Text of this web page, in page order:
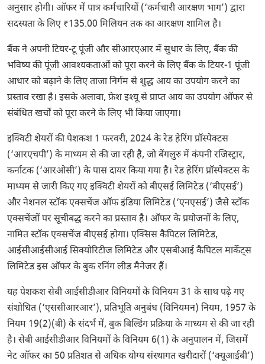
अनुसार होगी। ऑफर में पात्र कर्मचारियों (‘कर्मचारी आरक्षण भाग’) द्वारा
सदस्यता के लिए ₹135.00 मिलियन तक का आरक्षण शामिल है।
बैंक ने अपनी टियर-टू पूंजी और सीआरएआर में सुधार के लिए, बैंक की
भविष्य की पूंजी आवश्यकताओं को पूरा करने के लिए बैंक के टियर-1 पूंजी
आधार को बढ़ाने के लिए ताजा निर्गम से शुद्ध आय का उपयोग करने का
प्रस्ताव रखा है। इसके अलावा, फ्रेश इश्यू से प्राप्त आय का उपयोग ऑफर से
संबंधित खर्चों को पूरा करने के लिए भी किया जाएगा।
इक्विटी शेयरों की पेशकश 1 फरवरी, 2024 के रेड हेरिंग प्रॉस्पेक्टस
(‘आरएचपी’) के माध्यम से की जा रही है, जो बेंगलुरु में कंपनी रजिस्ट्रार,
कर्नाटक (‘आरओसी’) के पास दायर किया गया है। रेड हेरिंग प्रॉस्पेक्टस के
माध्यम से जारी किए गए इक्विटी शेयरों को बीएसई लिमिटेड (‘बीएसई’)
और नेशनल स्टॉक एक्सचेंज ऑफ इंडिया लिमिटेड (‘एनएसई’) जैसे स्टॉक
एक्सचेंजों पर सूचीबद्ध करने का प्रस्ताव है। ऑफर के प्रयोजनों के लिए,
नामित स्टॉक एक्सचेंज बीएसई होगा। एक्सिस कैपिटल लिमिटेड,
आईसीआईसीआई सिक्योरिटीज लिमिटेड और एसबीआई कैपिटल मार्केट्स
लिमिटेड इस ऑफर के बुक रनिंग लीड मैनेजर हैं।
यह पेशकश सेबी आईसीडीआर विनियमों के विनियम 31 के साथ पढ़े गए
संशोधित (‘एससीआरआर’), प्रतिभूति अनुबंध (विनियमन) नियम, 1957 के
नियम 19(2)(बी) के संदर्भ में, बुक बिल्डिंग प्रक्रिया के माध्यम से की जा रही
है। सेबी आईसीडीआर विनियमों के विनियम 6(1) के अनुपालन में, जिसमें
नेट ऑफर का 50 प्रतिशत से अधिक योग्य संस्थागत खरीदारों (‘क्यूआईबी’)